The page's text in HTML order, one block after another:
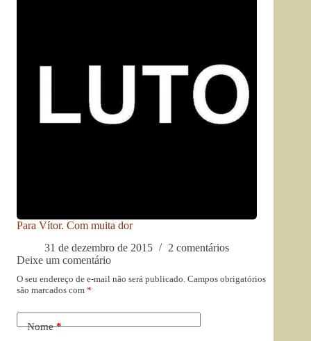
Para Vítor. Com muita dor
31 de dezembro de 2015
2 comentários
Deixe um comentário
O seu endereço de e-mail não será publicado. Campos obrigatórios
são marcados com *
Nome*